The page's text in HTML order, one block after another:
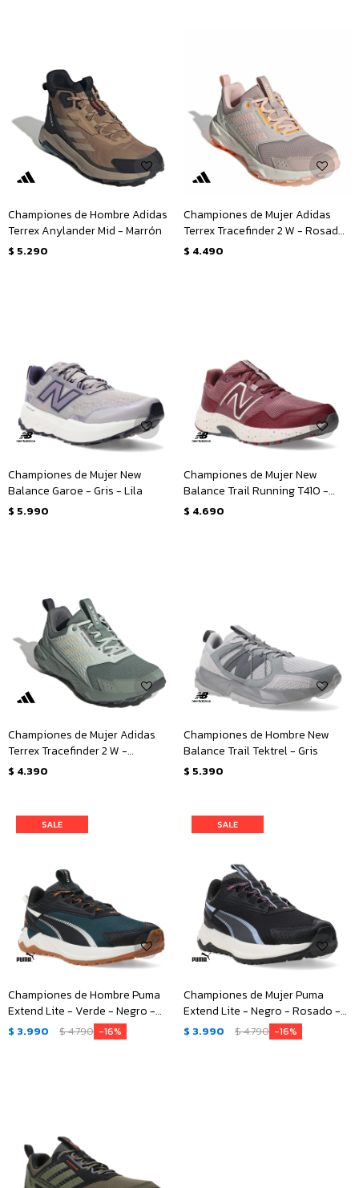
Championes de Hombre Adidas
Terrex Anylander Mid - Marrón
$ 5.290
Championes de Mujer Adidas
Terrex Tracefinder 2 W - Rosado
- Rosa Viejo
$ 4.490
Championes de Mujer New
Balance Garoe - Gris - Lila
$ 5.990
Championes de Mujer New
Balance Trail Running T410 -
Bordó
$ 4.690
Championes de Mujer Adidas
Terrex Tracefinder 2 W -
Plateado Verde
$ 4.390
Championes de Hombre New
Balance Trail Tektrel - Gris
$ 5.390
Championes de Hombre Puma
Extend Lite - Verde - Negro -
Anaranjado
$ 3.990 $4.790 16
Championes de Mujer Puma
Extend Lite - Negro - Rosado -
Celeste
$ 3.990 $4.790 16